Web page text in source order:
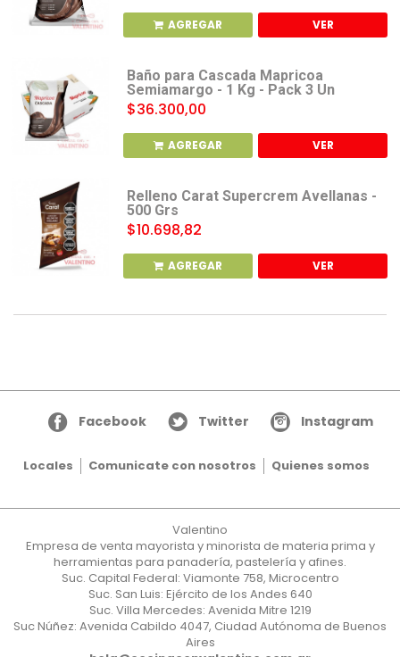
AGREGAR VER
Baño para Cascada Mapricoa
Semiamargo - 1 Kg - Pack 3 Un
$36.300,00
AGREGAR VER
Relleno Carat Supercrem Avellanas -
500 Grs
$10.698,82
AGREGAR VER
Facebook Twitter Instagram
Locales Comunicate con nosotros Quienes somos
Valentino
Empresa de venta mayorista y minorista de materia prima y
herramientas para panadería, pastelería y afines.
Suc. Capital Federal: Viamonte 758, Microcentro
Suc. San Luis: Ejército de los Andes 640
Suc. Villa Mercedes: Avenida Mitre 1219
Suc Núñez: Avenida Cabildo 4047, Ciudad Autónoma de Buenos
Aires